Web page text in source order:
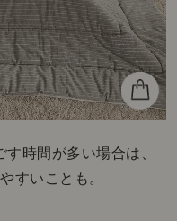
時間が多い場合は、
すいことも。